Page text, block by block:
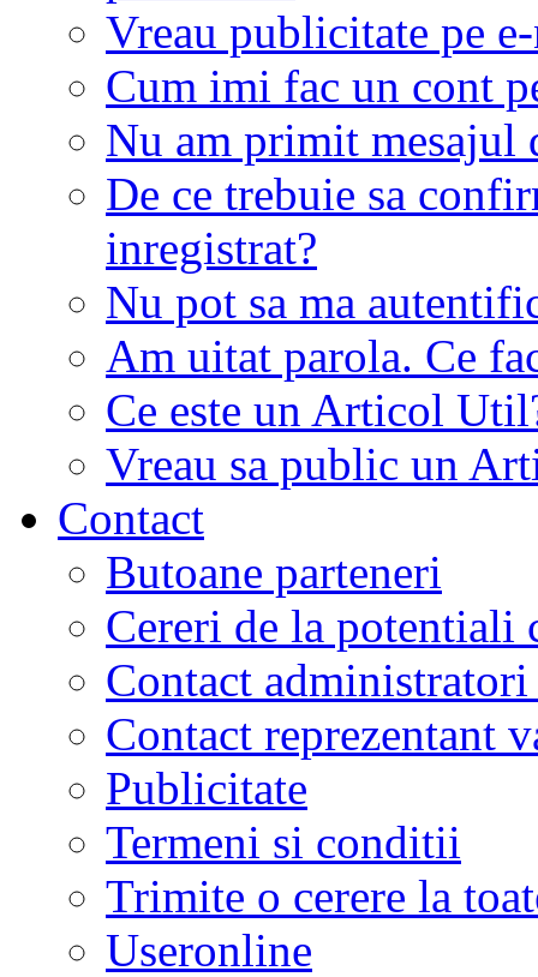
Vreau publicitate pe
Cum imi fac un cont
Nu am primit mesajul
De ce trebuie sa
inregistrat?
Nu pot sa ma
Am uitat parola. Ce
Ce este un Articol
Vreau sa public un
Contact
Butoane parteneri
Cereri de la potentiali
Contact
Contact reprezentant
Publicitate
Termeni si conditii
Trimite o cerere la
Useronline